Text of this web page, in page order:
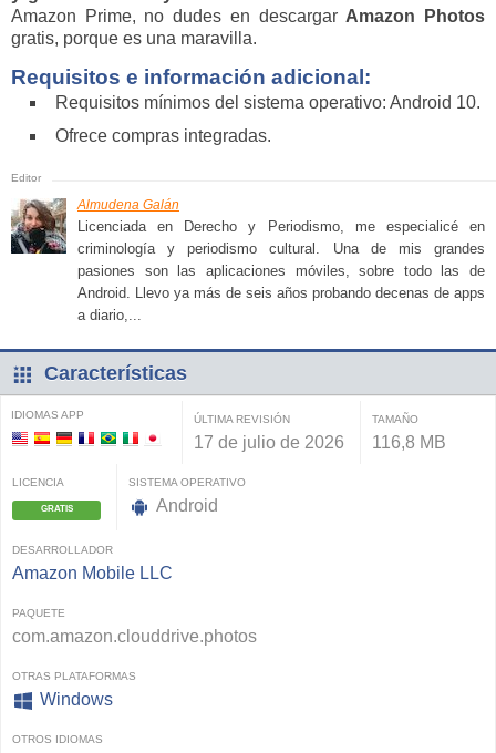
Amazon Prime, no dudes en descargarAmazon Photos
gratis, porque es una maravilla.
Requisitos e información adicional:
Requisitos mínimos del sistema operativo: Android 10.
Ofrece compras integradas.
Almudena Galán
Licenciada en Derecho y Periodismo, me especialicé en
criminología y periodismo cultural. Una de mis grandes
pasiones son las aplicaciones móviles, sobre todo las de
Android. Llevo ya más de seis años probando decenas de apps
a diario,...
Características
IDIOMAS APP ÚLTIMA REVISIÓN
17 de julio de 2026
TAMAÑO
116,8 MB
LICENCIA
GRATIS
SISTEMA OPERATIVO
Android
DESARROLLADOR
Amazon Mobile LLC
PAQUETE
com.amazon.clouddrive.photos
OTRAS PLATAFORMAS
Windows
OTROS IDIOMAS